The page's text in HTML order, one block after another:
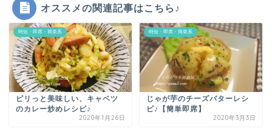
オススメの関連記事はこちら♪
時短・即席・簡単系
ピリっと美味しい、キャベツ
のカレー炒めレシピ♪
2020年1月26日
時短・即席・簡単系
じゃが芋のチーズバターレシ
ピ♪【簡単即席】
2020年3月3日